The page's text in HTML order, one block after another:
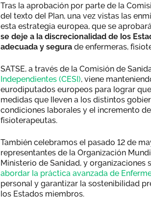
Tras la aprobación por parte de la
del texto del Plan, una vez vistas las
esta estrategia europea, que se
se deje a la discrecionalidad de los
adecuada y segura de enfermeras,
SATSE, a través de la Comisión de
Independientes (CESI), viene
eurodiputados europeos para lograr
medidas que lleven a los distintos
condiciones laborales y el incremento
fisioterapeutas.
También celebramos el pasado 12 de
representantes de la Organización
Ministerio de Sanidad, y organizaciones
abordar la práctica avanzada de
personal y garantizar la sostenibilidad
los Estados miembros.